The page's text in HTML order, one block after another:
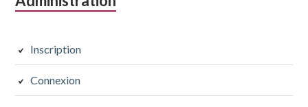
subsidiaire
Inscription
Connexion